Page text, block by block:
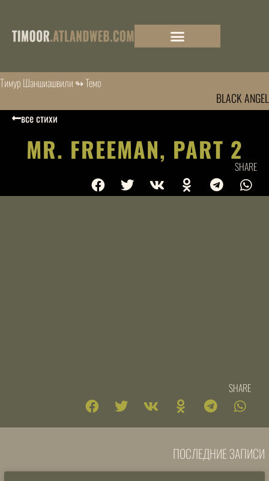
Тимур Шаншиашвили ↬ Темо
BLACK ANGEL
все стихи
MR. FREEMAN, PART 2
SHARE
SHARE
ПОСЛЕДНИЕ ЗАПИСИ